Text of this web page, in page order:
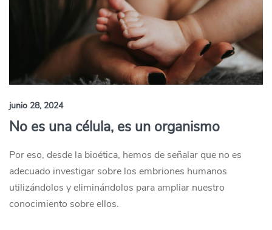
junio 28, 2024
No es una célula, es un organismo
Por eso, desde la bioética, hemos de señalar que no es
adecuado investigar sobre los embriones humanos
utilizándolos y eliminándolos para ampliar nuestro
conocimiento sobre ellos.